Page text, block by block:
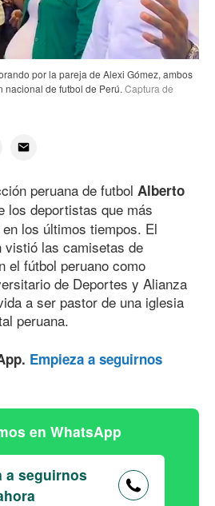
por la pareja de Alexi Gómez, ambos
de futbol de Perú. Captura de
peruana de futbol Alberto
los deportistas que más
los últimos tiempos. El
vistió las camisetas de
el fútbol peruano como
de Deportes y Alianza
a ser pastor de una iglesia
peruana.
Empieza a seguirnos
en WhatsApp
a seguirnos